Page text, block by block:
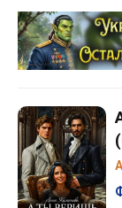
Реклама 16+ АО «ЛитГород»